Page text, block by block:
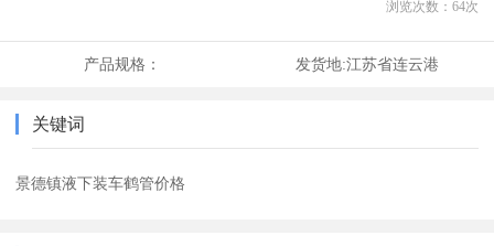
浏览次数： 64次
产品规格： 发货地:江苏省连云港
关键词
景德镇液下装车鹤管价格